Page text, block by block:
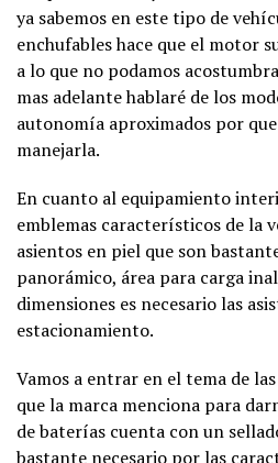
ya sabemos en este tipo de
enchufables hace que el motor
a lo que no podamos
mas adelante hablaré de los
autonomía aproximados por
manejarla.
En cuanto al equipamiento
emblemas característicos de la
asientos en piel que son
panorámico, área para carga
dimensiones es necesario las
estacionamiento.
Vamos a entrar en el tema de
que la marca menciona para
de baterías cuenta con un
bastante necesario por las